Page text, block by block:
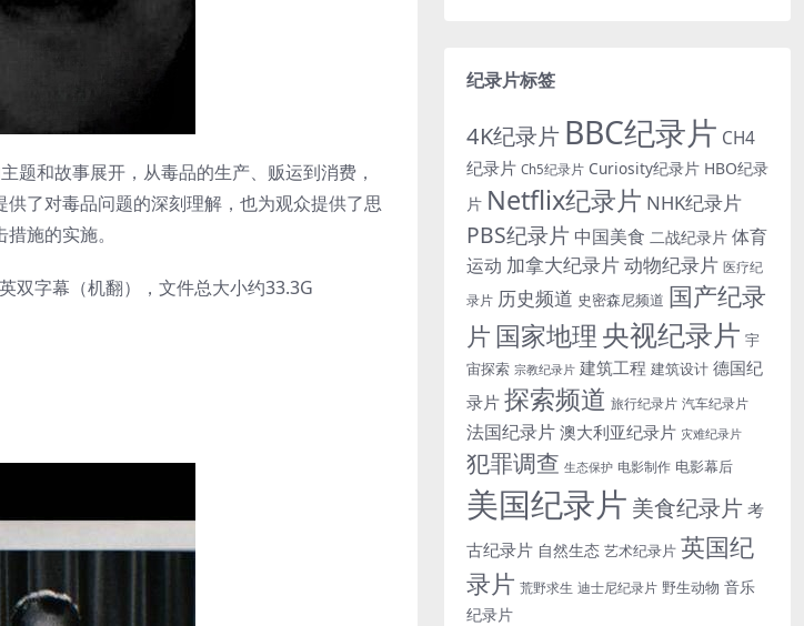
题和故事展开，从毒品的生产、贩运到消费，
了对毒品问题的深刻理解，也为观众提供了思
施的实施。
双字幕（机翻），文件总大小约33.3G
纪录片标签
4K纪录片 BBC纪录片 CH4
纪录片 Ch5纪录片 Curiosity纪录片 HBO纪录
片 Netflix纪录片 NHK纪录片
PBS纪录片 中国美食 二战纪录片 体育
运动 加拿大纪录片动物纪录片 医疗纪
录片 历史频道 史密森尼频道 国产纪录
片 国家地理 央视纪录片 宇
宙探索 宗教纪录片 建筑工程 建筑设计 德国纪
录片 探索频道 旅行纪录片 汽车纪录片
法国纪录片 澳大利亚纪录片 灾难纪录片
犯罪调查 生态保护 电影制作 电影幕后
美国纪录片 美食纪录片考
古纪录片 自然生态 艺术纪录片 英国纪
录片 荒野求生 迪士尼纪录片 野生动物 音乐
纪录片